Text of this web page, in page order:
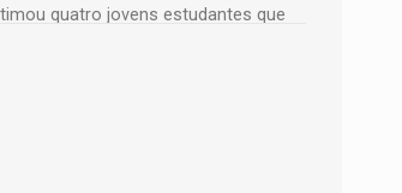
quatro jovens estudantes que